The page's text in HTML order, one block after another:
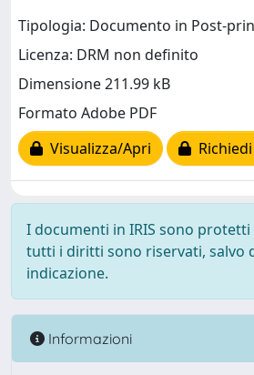
Tipologia: Documento in Post-
Licenza: DRM non definito
Dimensione 211.99 kB
Formato Adobe PDF
Visualizza/Apri
I documenti in IRIS sono
tutti i diritti sono riservati, salvo
indicazione.
Informazioni